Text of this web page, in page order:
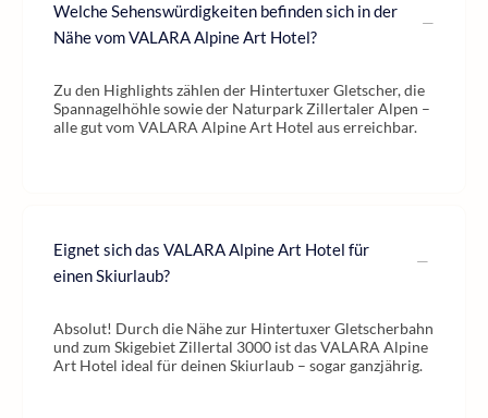
Welche Sehenswürdigkeiten befinden sich in der
Nähe vom VALARA Alpine Art Hotel?
Zu den Highlights zählen der Hintertuxer Gletscher, die
Spannagelhöhle sowie der Naturpark Zillertaler Alpen –
alle gut vom VALARA Alpine Art Hotel aus erreichbar.
Eignet sich das VALARA Alpine Art Hotel für
einen Skiurlaub?
Absolut! Durch die Nähe zur Hintertuxer Gletscherbahn
und zum Skigebiet Zillertal 3000 ist das VALARA Alpine
Art Hotel ideal für deinen Skiurlaub – sogar ganzjährig.